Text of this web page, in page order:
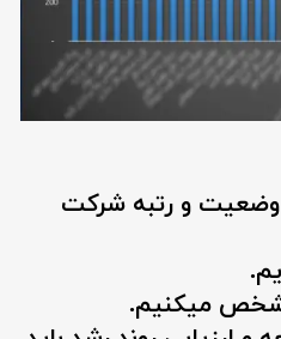
و رتبه شرکت
میکنیم.